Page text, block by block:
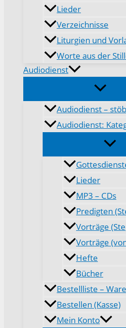
Lieder
Verzeichnisse
Liturgien und
Worte aus der
Audiodienst
Audiodienst –
Audiodienst:
Lieder
MP3 – CDs
Predigten
Vorträge
Vorträge
Hefte
Bücher
Bestellliste –
Bestellen (Kasse)
Mein Konto